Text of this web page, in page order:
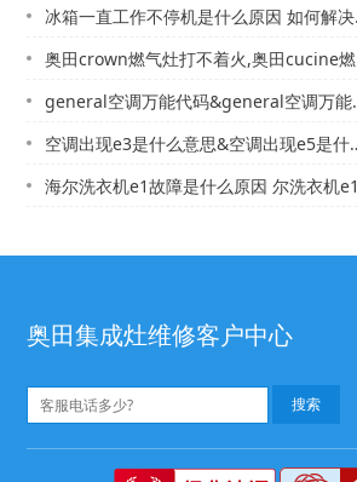
冰箱一直工作不停机是什么原因 如何解决结冰的现象_1\冰箱一直嗡嗡响是怎么回事 ...
奥田crown燃气灶打不着火,奥田cucine燃气灶打不着火解决
general空调万能代码&general空调万能代码_1
空调出现e3是什么意思&空调出现e5是什么原因
海尔洗衣机e1故障是什么原因 尔洗衣机e1故障怎么解决【海尔洗衣机e1是什么故障...
奥田集成灶维修客户中心